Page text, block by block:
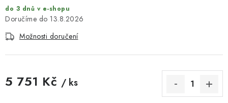
STROJE
KONTAKTY
STROJE DO DÍLNY
do 3 dnů v e-shopu
13.8.2026
Možnosti doručení
5 751 Kč / ks